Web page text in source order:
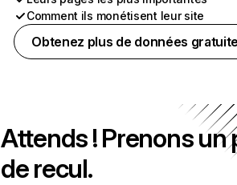
Comment ils monétisent leur site
Obtenez plus de données
Attends ! Prenons un
de recul.